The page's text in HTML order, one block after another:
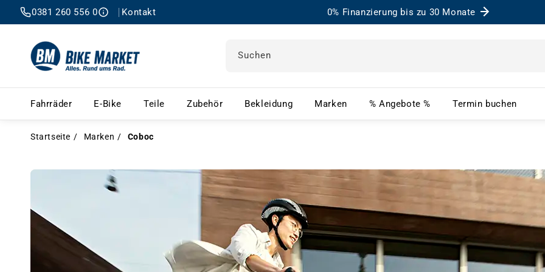
0381 260 556 0 Kontakt 0% Finanzierung bis zu 30 Monate
Suchen
Fahrräder Fahrräder – Menü öffnen
E-Bike E-Bike – Menü öffnen
Teile Teile – Menü öffnen
Zubehör Zubehör – Menü öffnen
Bekleidung Bekleidung – Menü öffnen
Marken Marken – Menü öffnen
% Angebote % % Angebote % – Menü
Termin buchen
Startseite Marken Coboc